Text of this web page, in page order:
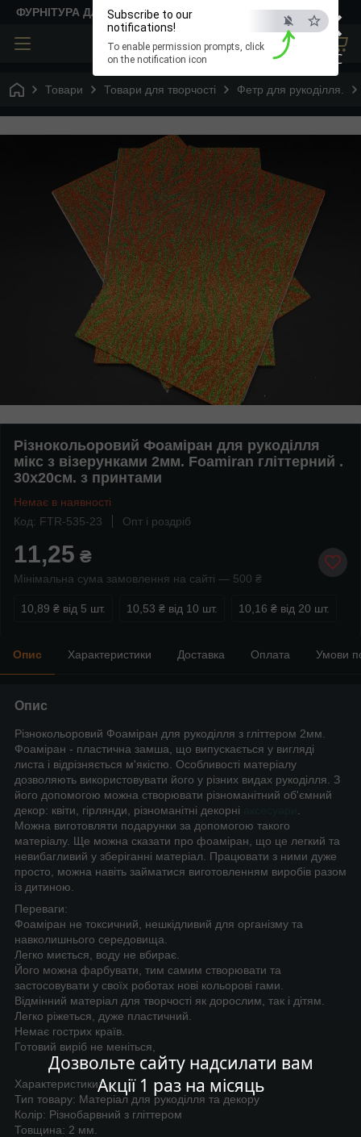
×
ESC
Дозвольте сайту надсилати вам
Акції 1 раз на місяць
Subscribe to our
notifications!
To enable permission prompts, click
on the notification icon
ФУРНІТУРА ДЛЯ ТВОРЧОСТІ
Товари Товари для творчості Фетр для рукоділля.
Різнокольоровий Фоаміран для рукоділля
мікс з візерунками 2мм. Foamiran гліттерний .
30х20см. з принтами
Немає в наявності
Код: FTR-535-23
Опт і роздріб
11,25 ₴
Мінімальна сума замовлення на сайті — 500 ₴
10,89 ₴ від 5 шт. 10,53 ₴ від 10 шт. 10,16 ₴ від 20 шт.
Опис Характеристики Доставка Оплата Умови
Опис
Різнокольоровий Фоаміран для рукоділля з гліттером 2мм.
Фоаміран - пластична замша, що випускається у вигляді
листа і відрізняється м'якістю. Особливості матеріалу
дозволяють використовувати його у різних видах рукоділля. З
його допомогою можна створювати різноманітний об'ємний
декор: квіти, гірлянди, різноманітні декорні
Можна виготовляти подарунки за допомогою такого
матеріалу. Ще можна сказати про фоаміран, що це легкий та
невибагливий у зберіганні матеріал. Працювати з ними дуже
просто, можна навіть займатися виготовленням виробів разом
із дитиною.
Переваги:
Фоаміран не токсичний, нешкідливий для організму та
навколишнього середовища.
Легко миється, воду не вбирає.
Його можна фарбувати, тим самим створювати та
застосовувати у своїх роботах нові кольорові гами.
Відмінний матеріал для творчості як дорослим, так і дітям.
Легко ріжеться, дуже пластичний.
Немає гострих країв.
Готовий виріб не меніться,
Характеристики:
Тип товару: Матеріал для рукоділля та декору
Колір: Різнобарвний з гліттером
Товщина: 2 мм.